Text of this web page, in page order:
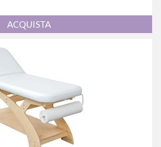
Quantità
ACQUISTA